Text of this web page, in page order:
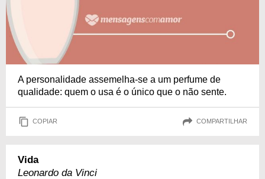
A personalidade assemelha-se a um perfume de
qualidade: quem o usa é o único que o não sente.
COPIAR COMPARTILHAR
Vida
Leonardo da Vinci